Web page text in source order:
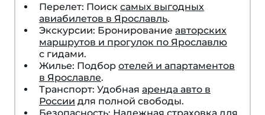
Перелет: Поиск самых выгодных
авиабилетов в Ярославль.
Экскурсии: Бронирование авторских
маршрутов и прогулок по Ярославлю
с гидами.
Жилье: Подбор отелей и апартаментов
в Ярославле.
Транспорт: Удобная аренда авто в
России для полной свободы.
Безопасность: Надежная страховка для